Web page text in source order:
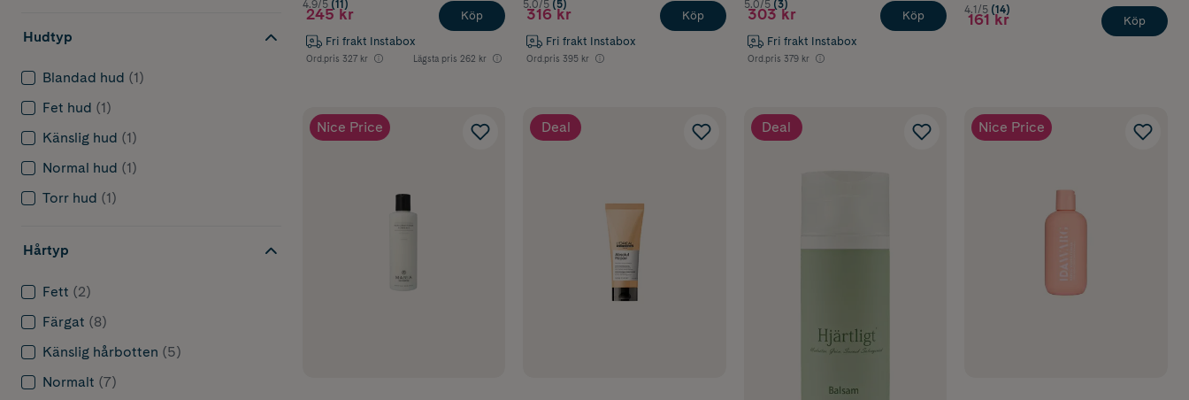
Hudtyp
Blandad hud (1)
Fet hud (1)
Känslig hud (1)
Normal hud (1)
Torr hud (1)
Hårtyp
Fett (2)
Färgat (8)
Känslig hårbotten (5)
Normalt (7)
4.9/5 (11)
245 kr
Fri frakt Instabox
Ord.pris 327 kr Lägsta pris 262 kr
Köp
5.0/5 (5)
316 kr
Fri frakt Instabox
Ord.pris 395 kr
Köp
5.0/5 (3)
303 kr
Fri frakt Instabox
Ord.pris 379 kr
Köp 4.1/5 (14)
161 kr Köp
Nice Price Deal Deal Nice Price